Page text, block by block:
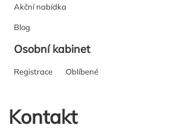
Akční nabídka
Blog
Osobní kabinet
Registrace Oblíbené
Kontakt